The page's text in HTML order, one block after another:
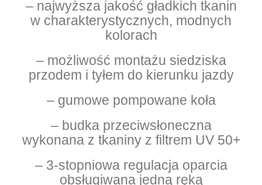
– najwyższa jakość gładkich tkanin
w charakterystycznych, modnych
kolorach
– możliwość montażu siedziska
przodem i tyłem do kierunku jazdy
– gumowe pompowane koła
– budka przeciwsłoneczna
wykonana z tkaniny z filtrem UV 50+
– 3-stopniowa regulacja oparcia
obsługiwana jedną ręką